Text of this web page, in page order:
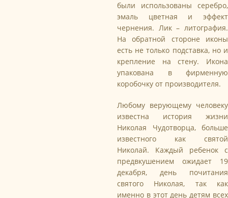
были использованы серебро,
эмаль цветная и эффект
чернения. Лик – литография.
На обратной стороне иконы
есть не только подставка, но и
крепление на стену. Икона
упакована в фирменную
коробочку от производителя.
Любому верующему человеку
известна история жизни
Николая Чудотворца, больше
известного как святой
Николай. Каждый ребенок с
предвкушением ожидает 19
декабря, день почитания
святого Николая, так как
именно в этот день детям всех